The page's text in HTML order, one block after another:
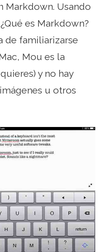
Markdown. Usando
es Markdown?
de familiarizarse
Mou es la
y no hay
u otros